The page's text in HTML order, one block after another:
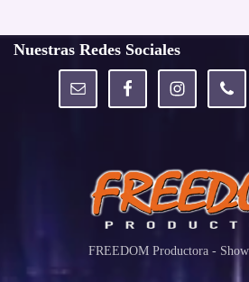
Nuestras Redes Sociales
FREEDOM Productora -